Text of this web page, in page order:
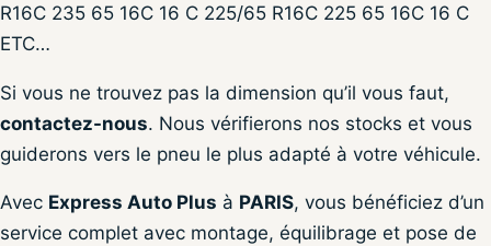
R16C 235 65 16C 16 C 225/65 R16C 225 65 16C 16 C
ETC…
Si vous ne trouvez pas la dimension qu’il vous faut,
contactez-nous. Nous vérifierons nos stocks et vous
guiderons vers le pneu le plus adapté à votre véhicule.
Avec Express Auto Plus à PARIS, vous bénéficiez d’un
service complet avec montage, équilibrage et pose de